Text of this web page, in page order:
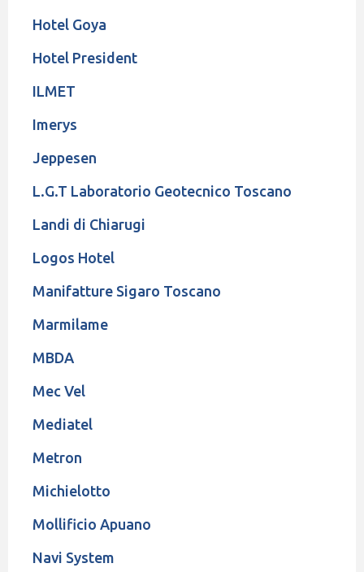
Hotel Goya
Hotel President
ILMET
Imerys
Jeppesen
L.G.T Laboratorio Geotecnico Toscano
Landi di Chiarugi
Logos Hotel
Manifatture Sigaro Toscano
Marmilame
MBDA
Mec Vel
Mediatel
Metron
Michielotto
Mollificio Apuano
Navi System